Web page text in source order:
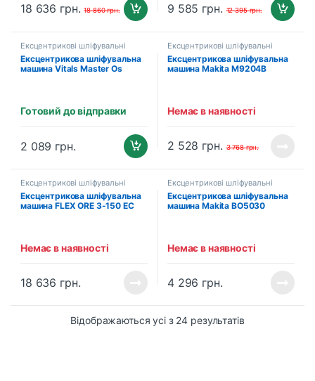
18 636 грн. 18 860грн. 9 585 грн. 12 395грн.
Ексцентрикові шліфувальні
машини
Ексцентрикова шліфувальна
машина Vitals Master Os
Готовий до відправки
2 089 грн.
Ексцентрикові шліфувальні
машини
Ексцентрикова шліфувальна
машина Makita M9204B
Немає в наявності
2 528 грн. 3 768грн.
Ексцентрикові шліфувальні
машини
Ексцентрикова шліфувальна
машина FLEX ORE 3-150 EC
Немає в наявності
18 636 грн.
Ексцентрикові шліфувальні
машини
Ексцентрикова шліфувальна
машина Makita BO5030
Немає в наявності
4 296 грн.
Відображаються усі з 24 результатів